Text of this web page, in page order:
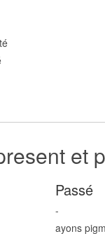
é
et
Passé
-
ayons